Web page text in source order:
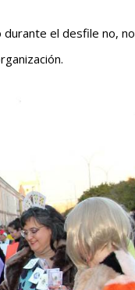
el desfile no, no